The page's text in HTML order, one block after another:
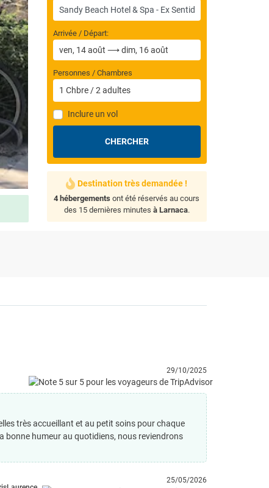
Arrivée / Départ:
Personnes / Chambres
1 Chbre /2 adultes
Inclure un vol
CHERCHER
Destination très demandée !
4 hébergements ont été réservés au cours
des 15 dernières minutes à Larnaca.
29/10/2025
très accueillant et au petit soins pour chaque
bonne humeur au quotidiens, nous reviendrons
25/05/2026